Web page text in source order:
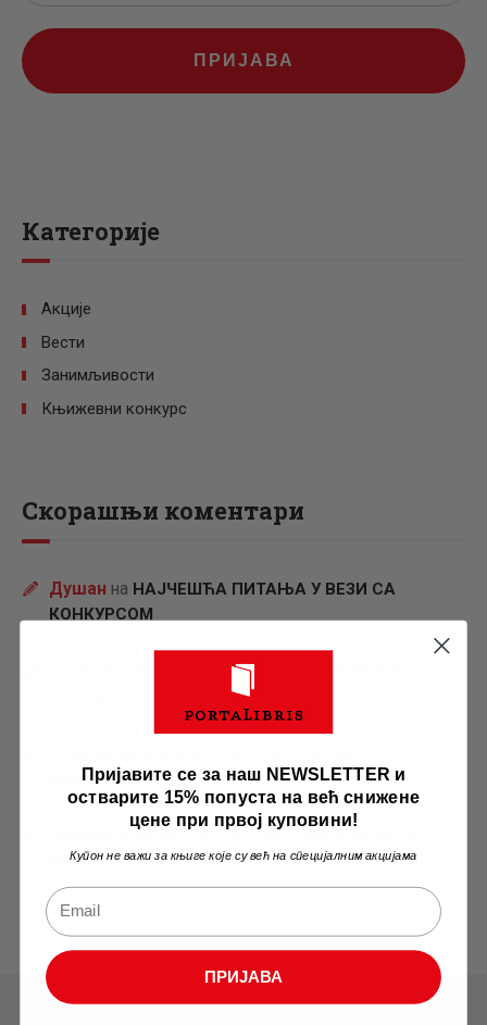
ПРИЈАВА
Категорије
Акције
Вести
Занимљивости
Књижевни конкурс
Скорашњи коментари
Душан на НАЈЧЕШЋА ПИТАЊА У ВЕЗИ СА
КОНКУРСОМ
КРОЗ СРБИЈУ С ЉУБАВЉУ:
наградни конкурс за 2026. г…
КОНКУРСОМ
на
НАЈЧЕШЋА ПИТАЊА У ВЕЗИ СА
КОНКУРСОМ
Пријавите се за наш NEWSLETTER и
остварите 15% попуста на већ снижене
цене при првој куповини!
Купон не важи за књиге које су већ на специјалним акцијама
ПРИЈАВА